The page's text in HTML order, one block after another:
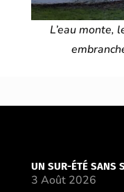
L’eau monte,
UN SUR-ÉTÉ SANS
3 Août 2026